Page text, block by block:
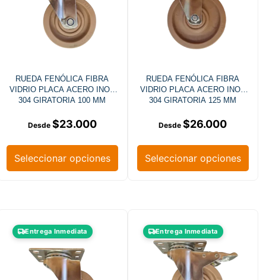
RUEDA FENÓLICA FIBRA
VIDRIO PLACA ACERO INOX
304 GIRATORIA 100 MM
$23.000
Seleccionar opciones
RUEDA FENÓLICA FIBRA
VIDRIO PLACA ACERO INOX
304 GIRATORIA 125 MM
$26.000
Seleccionar opciones
Entrega Inmediata Entrega Inmediata